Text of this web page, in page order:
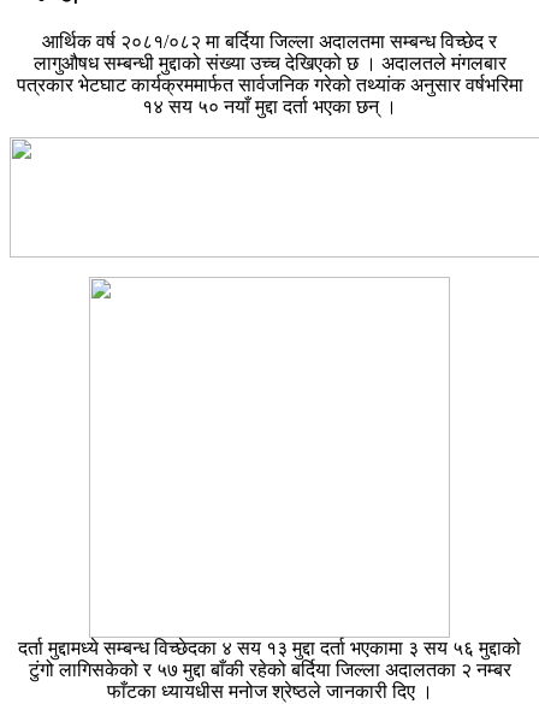
आर्थिक वर्ष २०८१/०८२ मा बर्दिया जिल्ला अदालतमा सम्बन्ध विच्छेद र
लागुऔषध सम्बन्धी मुद्दाको संख्या उच्च देखिएको छ । अदालतले मंगलबार
पत्रकार भेटघाट कार्यक्रममार्फत सार्वजनिक गरेको तथ्यांक अनुसार वर्षभरिमा
१४ सय ५० नयाँ मुद्दा दर्ता भएका छन् ।
दर्ता मुद्दामध्ये सम्बन्ध विच्छेदका ४ सय १३ मुद्दा दर्ता भएकामा ३ सय ५६ मुद्दाको
टुंगो लागिसकेको र ५७ मुद्दा बाँकी रहेको बर्दिया जिल्ला अदालतका २ नम्बर
फाँटका ध्यायधीस मनोज श्रेष्ठले जानकारी दिए ।